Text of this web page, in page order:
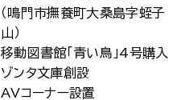
（鳴門市撫養町大桑島字蛭子
山）
移動図書館「青い鳥」4号購入
ゾンタ文庫創設
AVコーナー設置